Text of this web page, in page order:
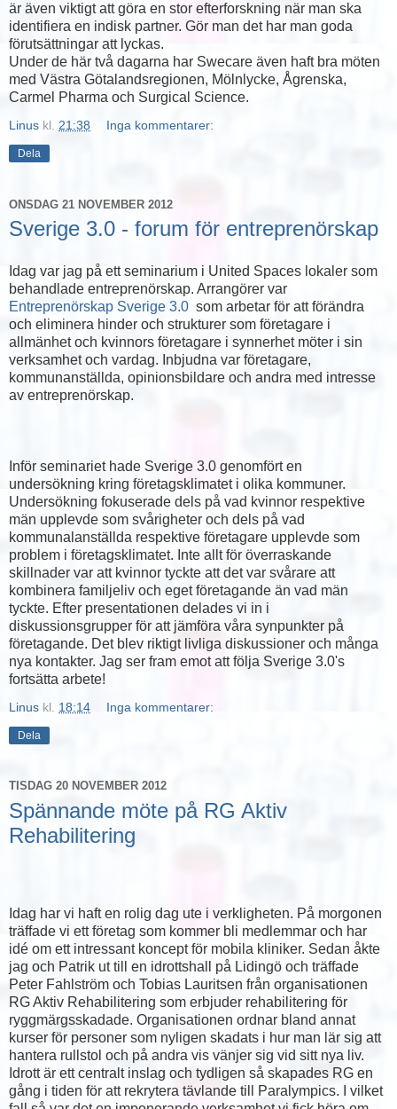
är även viktigt att göra en stor efterforskning när man ska
identifiera en indisk partner. Gör man det har man goda
förutsättningar att lyckas.
Under de här två dagarna har Swecare även haft bra möten
med Västra Götalandsregionen, Mölnlycke, Ågrenska,
Carmel Pharma och Surgical Science.
Linus kl. 21:38 Inga kommentarer:
Dela
ONSDAG 21 NOVEMBER 2012
Sverige 3.0 - forum för entreprenörskap
Idag var jag på ett seminarium i United Spaces lokaler som
behandlade entreprenörskap. Arrangörer var
Entreprenörskap Sverige 3.0 som arbetar för att förändra
och eliminera hinder och strukturer som företagare i
allmänhet och kvinnors företagare i synnerhet möter i sin
verksamhet och vardag. Inbjudna var företagare,
kommunanställda, opinionsbildare och andra med intresse
av entreprenörskap.
Inför seminariet hade Sverige 3.0 genomfört en
undersökning kring företagsklimatet i olika kommuner.
Undersökning fokuserade dels på vad kvinnor respektive
män upplevde som svårigheter och dels på vad
kommunalanställda respektive företagare upplevde som
problem i företagsklimatet. Inte allt för överraskande
skillnader var att kvinnor tyckte att det var svårare att
kombinera familjeliv och eget företagande än vad män
tyckte. Efter presentationen delades vi in i
diskussionsgrupper för att jämföra våra synpunkter på
företagande. Det blev riktigt livliga diskussioner och många
nya kontakter. Jag ser fram emot att följa Sverige 3.0's
fortsätta arbete!
Linus kl. 18:14 Inga kommentarer:
Dela
TISDAG 20 NOVEMBER 2012
Spännande möte på RG Aktiv
Rehabilitering
Idag har vi haft en rolig dag ute i verkligheten. På morgonen
träffade vi ett företag som kommer bli medlemmar och har
idé om ett intressant koncept för mobila kliniker. Sedan åkte
jag och Patrik ut till en idrottshall på Lidingö och träffade
Peter Fahlström och Tobias Lauritsen från organisationen
RG Aktiv Rehabilitering som erbjuder rehabilitering för
ryggmärgsskadade. Organisationen ordnar bland annat
kurser för personer som nyligen skadats i hur man lär sig att
hantera rullstol och på andra vis vänjer sig vid sitt nya liv.
Idrott är ett centralt inslag och tydligen så skapades RG en
gång i tiden för att rekrytera tävlande till Paralympics. I vilket